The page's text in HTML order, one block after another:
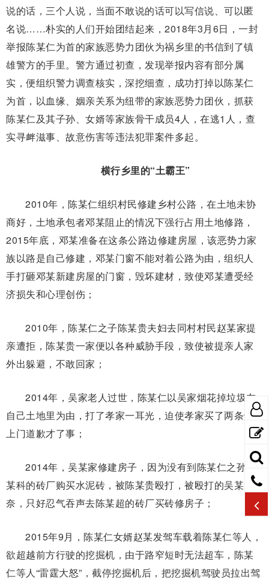
说的话，三个人说，当面不敢说的话可以写信说、可以匿
名说……朴实的人们开始团结起来，2018年3月6日，一封
举报陈某仁为首的家族恶势力团伙为祸乡里的书信到了镇
雄警方的手里。警方通过初查，发现举报内容有部分属
实，便组织警力调查核实，深挖细查，成功打掉以陈某仁
为首，以血缘、姻亲关系为纽带的家族恶势力团伙，抓获
陈某仁及其子孙、女婿等家族骨干成员4人， 在逃1人， 查
实寻衅滋事、故意伤害等违法犯罪案件多起。
横行乡里的“土霸王”
2010年，陈某仁组织村民修建乡村公路，在土地未协
商好，土地承包者邓某阻止的情况下强行占用土地修路，
2015年底，邓某准备在这条公路边修建房屋，该恶势力家
族以路是自己修建，邓某门窗不能对着公路为由，组织人
手打砸邓某新建房屋的门窗，毁坏建材，致使邓某遭受经
济损失和心理创伤；
2010年，陈某仁之子陈某贵夫妇去同村村民赵某家提
亲遭拒，陈某贵一家便以各种威胁手段，致使被提亲人家
外出躲避，不敢回家；
2014年，吴家老人过世，陈某仁以吴家烟花掉垃圾在
自己土地里为由，打了孝家一耳光，迫使孝家买了两条烟
上门道歉才了事；
2014年，吴某家修建房子，因为没有到陈某仁之孙陈
某科的砖厂购买水泥砖，被陈某贵殴打，被殴打的吴某无
奈，只好忍气吞声去陈某超的砖厂买砖修房子；
2015年9月，陈某仁女婿赵某发驾车载着陈某仁等人，
欲超越前方行驶的挖掘机，由于路窄短时无法超车，陈某
仁等人“雷霆大怒”，截停挖掘机后，把挖掘机驾驶员拉出驾